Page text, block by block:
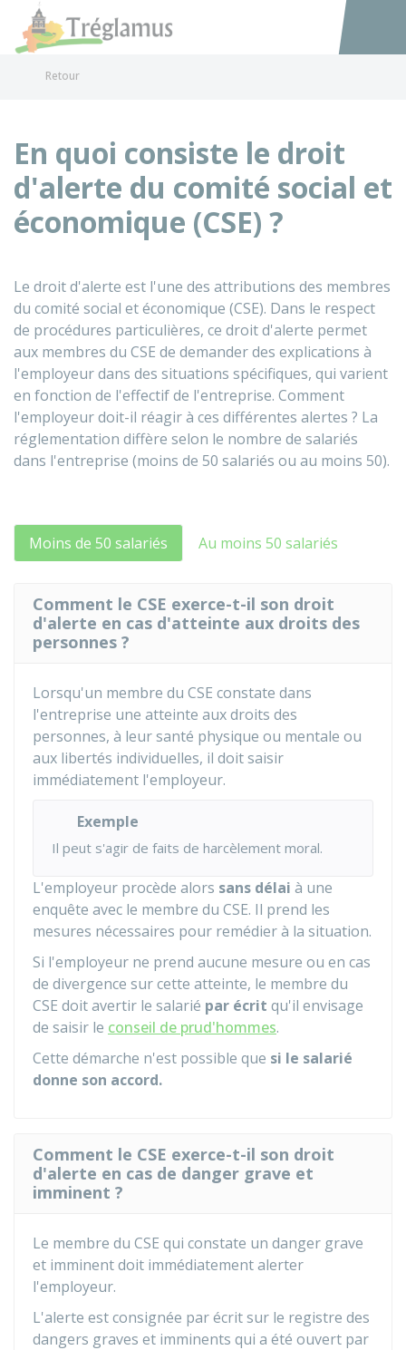
Accéder
Retour
En quoi consiste le droit
d'alerte du comité social et
économique (CSE) ?
Le droit d'alerte est l'une des attributions des membres
du comité social et économique (CSE). Dans le respect
de procédures particulières, ce droit d'alerte permet
aux membres du CSE de demander des explications à
l'employeur dans des situations spécifiques, qui varient
en fonction de l'effectif de l'entreprise. Comment
l'employeur doit-il réagir à ces différentes alertes ? La
réglementation diffère selon le nombre de salariés
dans l'entreprise (moins de 50 salariés ou au moins 50).
Moins de 50 salariés Au moins 50 salariés
Comment le CSE exerce-t-il son droit
d'alerte en cas d'atteinte aux droits des
personnes ?
Lorsqu'un membre du CSE constate dans
l'entreprise une atteinte aux droits des
personnes, à leur santé physique ou mentale ou
aux libertés individuelles, il doit saisir
immédiatement l'employeur.
Exemple
Il peut s'agir de faits de harcèlement moral.
L'employeur procède alors sans délai à une
enquête avec le membre du CSE. Il prend les
mesures nécessaires pour remédier à la situation.
Si l'employeur ne prend aucune mesure ou en cas
de divergence sur cette atteinte, le membre du
CSE doit avertir le salarié par écrit qu'il envisage
de saisir le conseil de prud'hommes.
Cette démarche n'est possible que si le salarié
donne son accord.
Comment le CSE exerce-t-il son droit
d'alerte en cas de danger grave et
imminent ?
Le membre du CSE qui constate un danger grave
et imminent doit immédiatement alerter
l'employeur.
L'alerte est consignée par écrit sur le registre des
dangers graves et imminents qui a été ouvert par